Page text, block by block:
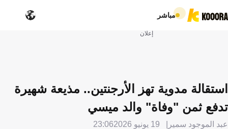
مباشر
إعلان
استقالة مدوية تهز الأرجنتين.. مذيعة شهيرة
تدفع ثمن "وفاة" والد ميسي
عبد الموجود سمير 19 يونيو 2026 23:06